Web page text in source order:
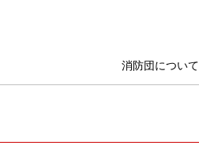
消防団について